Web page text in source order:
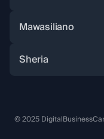
Mawasiliano
Sheria
© 2025